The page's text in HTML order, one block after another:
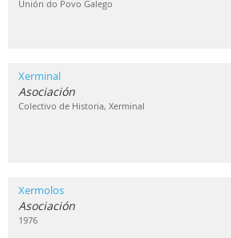
Unión do Povo Galego
Xerminal
Asociación
Colectivo de Historia, Xerminal
Xermolos
Asociación
1976